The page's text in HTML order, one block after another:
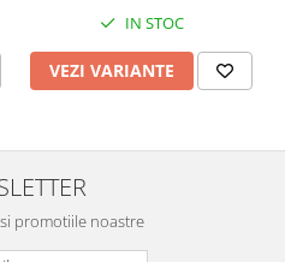
IN STOC
VEZI VARIANTE
promotiile noastre